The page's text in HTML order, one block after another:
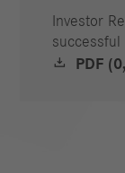
Investor
successful
PDF